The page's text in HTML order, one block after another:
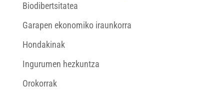
Biodibertsitatea
Garapen ekonomiko iraunkorra
Hondakinak
Ingurumen hezkuntza
Orokorrak